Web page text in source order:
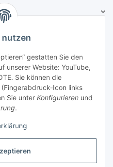
nutzen
gestatten Sie den
unserer Website: YouTube,
Sie können die
Icon links
Sie unter Konfigurieren und
.